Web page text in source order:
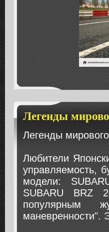
Легенды
Легенды
Любители
управляемость,
модели:
SUBARU BRZ
популярным
маневренности".